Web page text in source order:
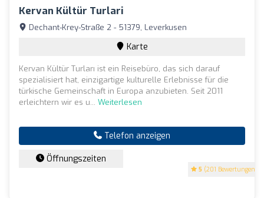
Kervan Kültür Turlari
5 (201 Bewertungen)
Dechant-Krey-Straße 2 - 51379, Leverkusen
Karte
Kervan Kültür Turları ist ein Reisebüro, das sich darauf
spezialisiert hat, einzigartige kulturelle Erlebnisse für die
türkische Gemeinschaft in Europa anzubieten. Seit 2011
erleichtern wir es u... Weiterlesen
Telefon anzeigen
Öffnungszeiten